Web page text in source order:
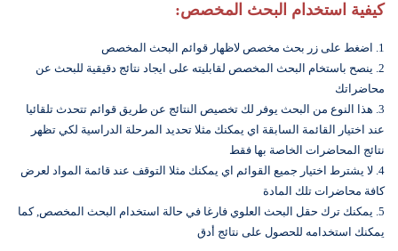
كيفية استخدام البحث المخصص:
1. اضغط على زر بحث مخصص لاظهار قوائم البحث المخصص
2. ينصح باستخام البحث المخصص لقابليته على ايجاد نتائج دقيقية للبحث عن
محاضراتك
3. هذا النوع من البحث يوفر لك تخصيص النتائج عن طريق قوائم تتحدث تلقائيا
عند اختيار القائمة السابقة اي يمكنك مثلا تحديد المرحلة الدراسية لكي تظهر
نتائج المحاضرات الخاصة بها فقط
4. لا يشترط اختيار جميع القوائم اي يمكنك مثلا التوقف عند قائمة المواد لعرض
كافة محاضرات تلك المادة
5. يمكنك ترك حقل البحث العلوي فارغا في حالة استخدام البحث المخصص, كما
يمكنك استخدامه للحصول على نتائج أدق